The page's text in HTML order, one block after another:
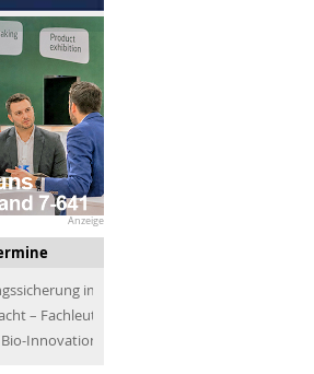
Anzeige
im Blick
– Fachleute der Branche treffen
Innovationen für alle